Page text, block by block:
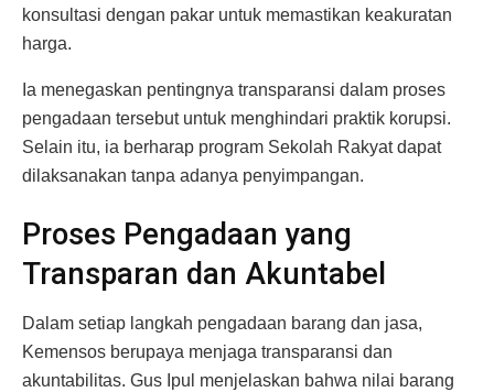
konsultasi dengan pakar untuk memastikan keakuratan
harga.
Ia menegaskan pentingnya transparansi dalam proses
pengadaan tersebut untuk menghindari praktik korupsi.
Selain itu, ia berharap program Sekolah Rakyat dapat
dilaksanakan tanpa adanya penyimpangan.
Proses Pengadaan yang
Transparan dan Akuntabel
Dalam setiap langkah pengadaan barang dan jasa,
Kemensos berupaya menjaga transparansi dan
akuntabilitas. Gus Ipul menjelaskan bahwa nilai barang